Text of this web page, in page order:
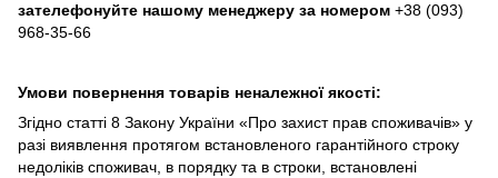
зателефонуйте нашому менеджеру за номером +38 (093)
968-35-66
Умови повернення товарів неналежної якості:
Згідно статті 8 Закону України «Про захист прав споживачів» у
разі виявлення протягом встановленого гарантійного строку
недоліків споживач, в порядку та в строки, встановлені